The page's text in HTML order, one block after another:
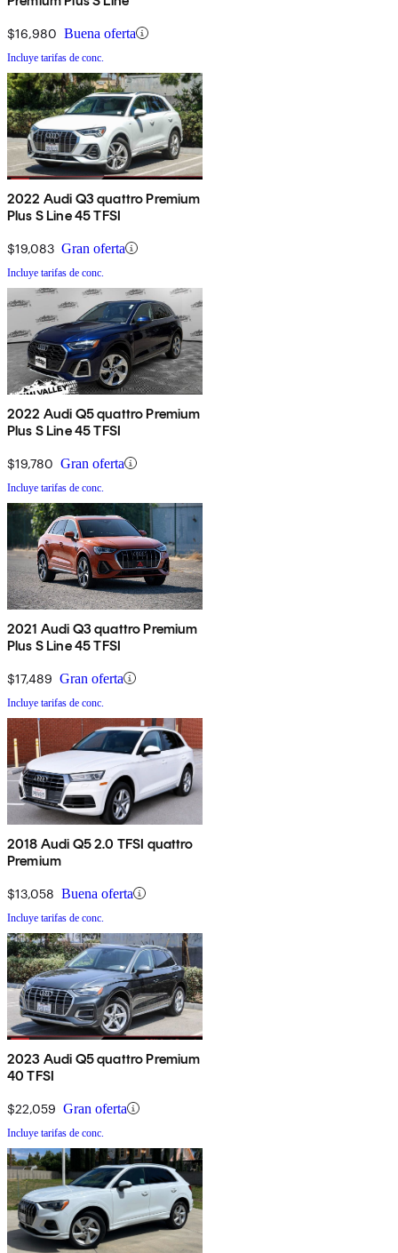
$16,980 Buena oferta
Incluye tarifas de conc.
2022 Audi Q3 quattro Premium
Plus S Line 45 TFSI
$19,083 Gran oferta
Incluye tarifas de conc.
2022 Audi Q5 quattro Premium
Plus S Line 45 TFSI
$19,780 Gran oferta
Incluye tarifas de conc.
2021 Audi Q3 quattro Premium
Plus S Line 45 TFSI
$17,489 Gran oferta
Incluye tarifas de conc.
2018 Audi Q5 2.0 TFSI quattro
Premium
$13,058 Buena oferta
Incluye tarifas de conc.
2023 Audi Q5 quattro Premium
40 TFSI
$22,059 Gran oferta
Incluye tarifas de conc.